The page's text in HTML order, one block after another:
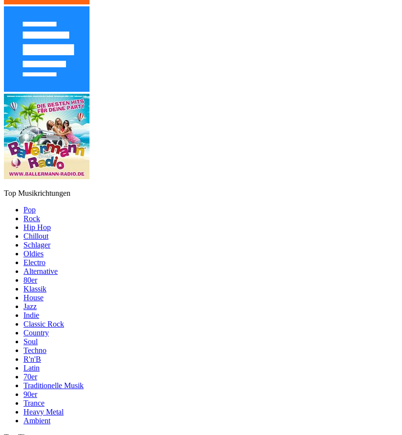
Top Musikrichtungen
Pop
Rock
Hip Hop
Chillout
Schlager
Oldies
Electro
Alternative
80er
Klassik
House
Jazz
Indie
Classic Rock
Country
Soul
Techno
R'n'B
Latin
70er
Traditionelle Musik
90er
Trance
Heavy Metal
Ambient